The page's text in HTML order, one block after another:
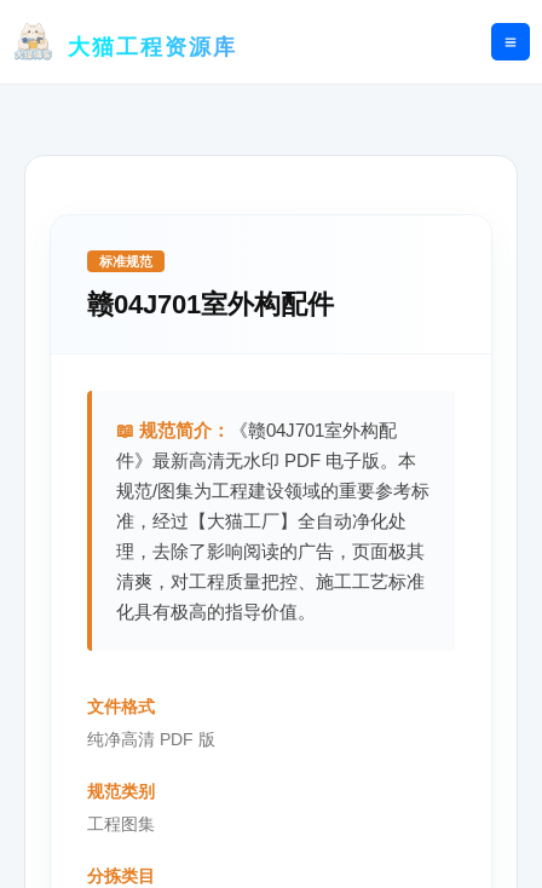
大猫工程资源库
标准规范
赣04J701室外构配件
📖 规范简介：
《赣04J701室外构配
件》最新高清无水印 PDF 电子版。本
规范/图集为工程建设领域的重要参考标
准，经过【大猫工厂】全自动净化处
理，去除了影响阅读的广告，页面极其
清爽，对工程质量把控、施工工艺标准
化具有极高的指导价值。
文件格式
纯净高清 PDF 版
规范类别
工程图集
分拣类目